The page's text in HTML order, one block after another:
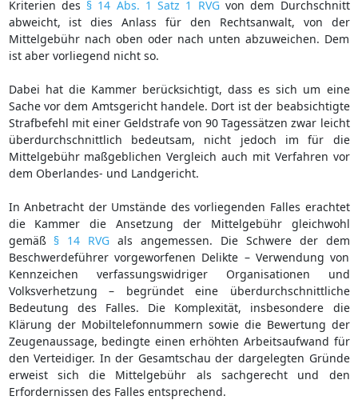
Kriterien des § 14 Abs. 1 Satz 1 RVGvon dem Durchschnitt
abweicht, ist dies Anlass für den Rechtsanwalt, von der
Mittelgebühr nach oben oder nach unten abzuweichen. Dem
ist aber vorliegend nicht so.
Dabei hat die Kammer berücksichtigt, dass es sich um eine
Sache vor dem Amtsgericht handele. Dort ist der beabsichtigte
Strafbefehl mit einer Geldstrafe von 90 Tagessätzen zwar leicht
überdurchschnittlich bedeutsam, nicht jedoch im für die
Mittelgebühr maßgeblichen Vergleich auch mit Verfahren vor
dem Oberlandes- und Landgericht.
In Anbetracht der Umstände des vorliegenden Falles erachtet
die Kammer die Ansetzung der Mittelgebühr gleichwohl
gemäß § 14 RVG als angemessen. Die Schwere der dem
Beschwerdeführer vorgeworfenen Delikte – Verwendung von
Kennzeichen verfassungswidriger Organisationen und
Volksverhetzung – begründet eine überdurchschnittliche
Bedeutung des Falles. Die Komplexität, insbesondere die
Klärung der Mobiltelefonnummern sowie die Bewertung der
Zeugenaussage, bedingte einen erhöhten Arbeitsaufwand für
den Verteidiger. In der Gesamtschau der dargelegten Gründe
erweist sich die Mittelgebühr als sachgerecht und den
Erfordernissen des Falles entsprechend.